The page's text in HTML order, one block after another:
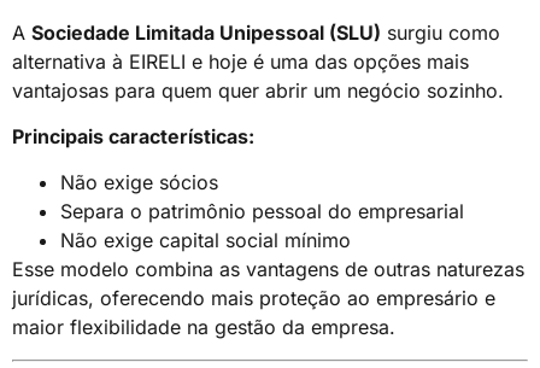
A Sociedade Limitada Unipessoal (SLU) surgiu como
alternativa à EIRELI e hoje é uma das opções mais
vantajosas para quem quer abrir um negócio sozinho.
Principais características:
Não exige sócios
Separa o patrimônio pessoal do empresarial
Não exige capital social mínimo
Esse modelo combina as vantagens de outras naturezas
jurídicas, oferecendo mais proteção ao empresário e
maior flexibilidade na gestão da empresa.